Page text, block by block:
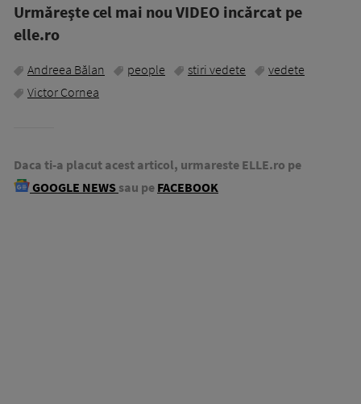
Urmăreşte cel mai nou VIDEO incărcat pe
elle.ro
Andreea Bălan people stiri vedete
vedete
Victor Cornea
Daca ti-a placut acest articol, urmareste ELLE.ro pe
GOOGLE NEWS sau pe FACEBOOK